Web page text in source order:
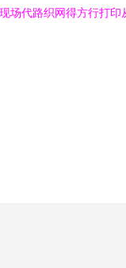
场代路织网得方行打